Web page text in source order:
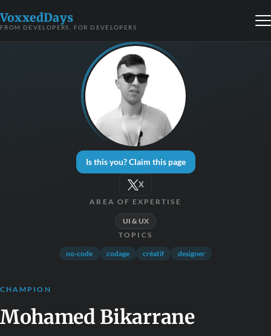
VoxxedDays
FROM DEVELOPERS, FOR DEVELOPERS
Is this you? Claim this page
X
AREA OF EXPERTISE
UI & UX
TOPICS
no-code codage créatif designer
CHAMPION
Mohamed Bikarrane